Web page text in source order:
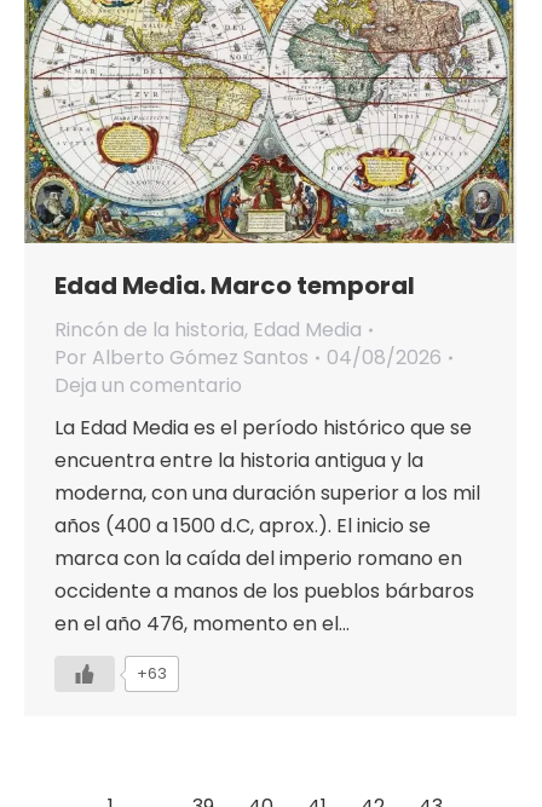
Edad Media. Marco temporal
Rincón de la historia, Edad Media
Por Alberto Gómez Santos
04/08/2026
Deja un comentario
La Edad Media es el período histórico que se
encuentra entre la historia antigua y la
moderna, con una duración superior a los mil
años (400 a 1500 d.C, aprox.). El inicio se
marca con la caída del imperio romano en
occidente a manos de los pueblos bárbaros
en el año 476, momento en el…
+63